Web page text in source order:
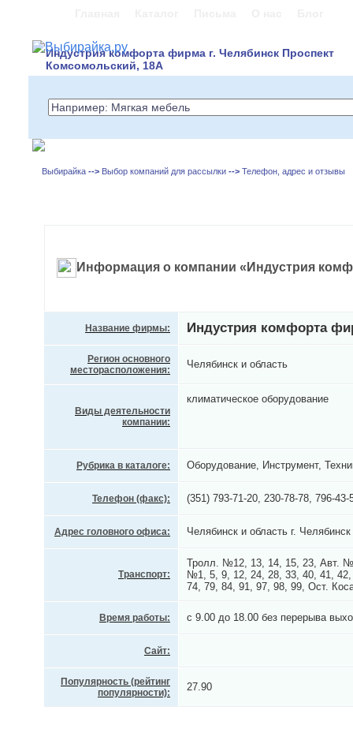
Индустрия комфорта фирма г. Челябинск Проспект
Комсомольский, 18А
Выбирайка --> Выбор компаний для рассылки --> Телефон, адрес и отзывы
Информация о компании «Индустрия
Название фирмы: Индустрия комфорта
Регион основного
месторасположения:
Челябинск и область
Виды деятельности
компании:
климатическое оборудование
Рубрика в каталоге: Оборудование, Инструмент,
Телефон (факс): (351) 793-71-20, 230-78-78, 796-43-
Адрес головного офиса: Челябинск и область г.
Транспорт:
Тролл. №12, 13, 14, 15, 23, Авт.
№1, 5, 9, 12, 24, 28, 33, 40, 41,
74, 79, 84, 91, 97, 98, 99, Ост.
Время работы: с 9.00 до 18.00 без перерыва
Сайт:
Популярность (рейтинг
популярности):
27.90